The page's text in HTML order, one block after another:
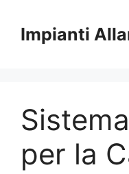
contenuto
Impianti
per la